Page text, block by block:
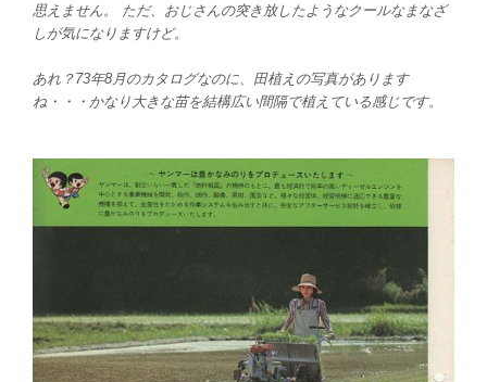
思えません。 ただ、おじさんの突き放したようなクールなまなざ
しが気になりますけど。
あれ？73年8月のカタログなのに、田植えの写真があります
ね・・・かなり大きな苗を結構広い間隔で植えている感じです。